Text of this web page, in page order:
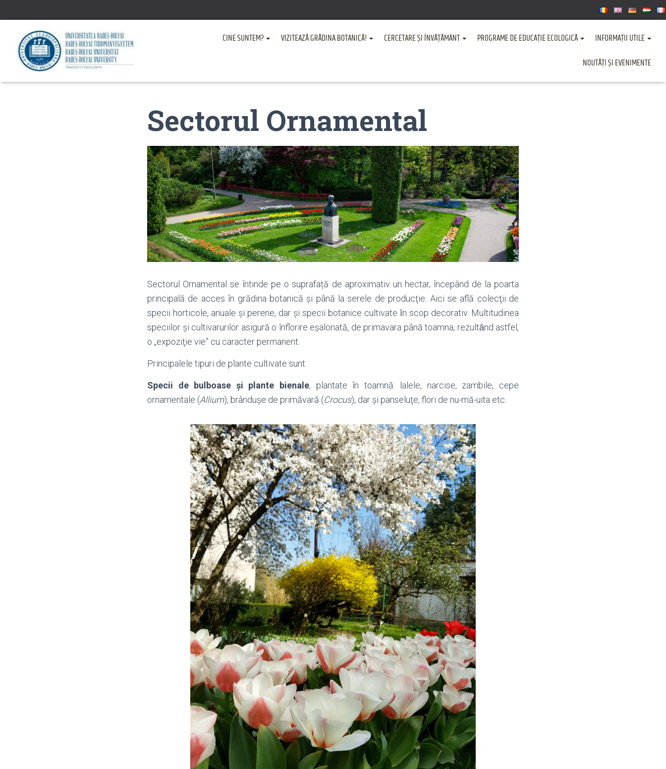
CINE SUNTEM? VIZITEAZĂ GRĂDINA BOTANICĂ! CERCETARE ȘI ÎNVĂȚĂMÂNT PROGRAME DE EDUCAȚIE ECOLOGICĂ
INFORMAȚII UTILE
NOUTĂȚI ȘI EVENIMENTE
Sectorul Ornamental
Sectorul Ornamental se întinde pe o suprafață de aproximativ un hectar, începând de la poarta
principală de acces în grădina botanică şi până la serele de producţie. Aici se află colecţii de
specii horticole, anuale şi perene, dar şi specii botanice cultivate ȋn scop decorativ. Multitudinea
speciilor şi cultivarurilor asigură o înflorire eșalonată, de primavara până toamna, rezultȃnd astfel,
o „expoziţie vie” cu caracter permanent.
Principalele tipuri de plante cultivate sunt:
Specii de bulboase şi plante bienale, plantate în toamnă: lalele, narcise, zambile, cepe
ornamentale (Allium), brândușe de primăvară (Crocus), dar şi panseluţe, flori de nu-mă-uita etc.